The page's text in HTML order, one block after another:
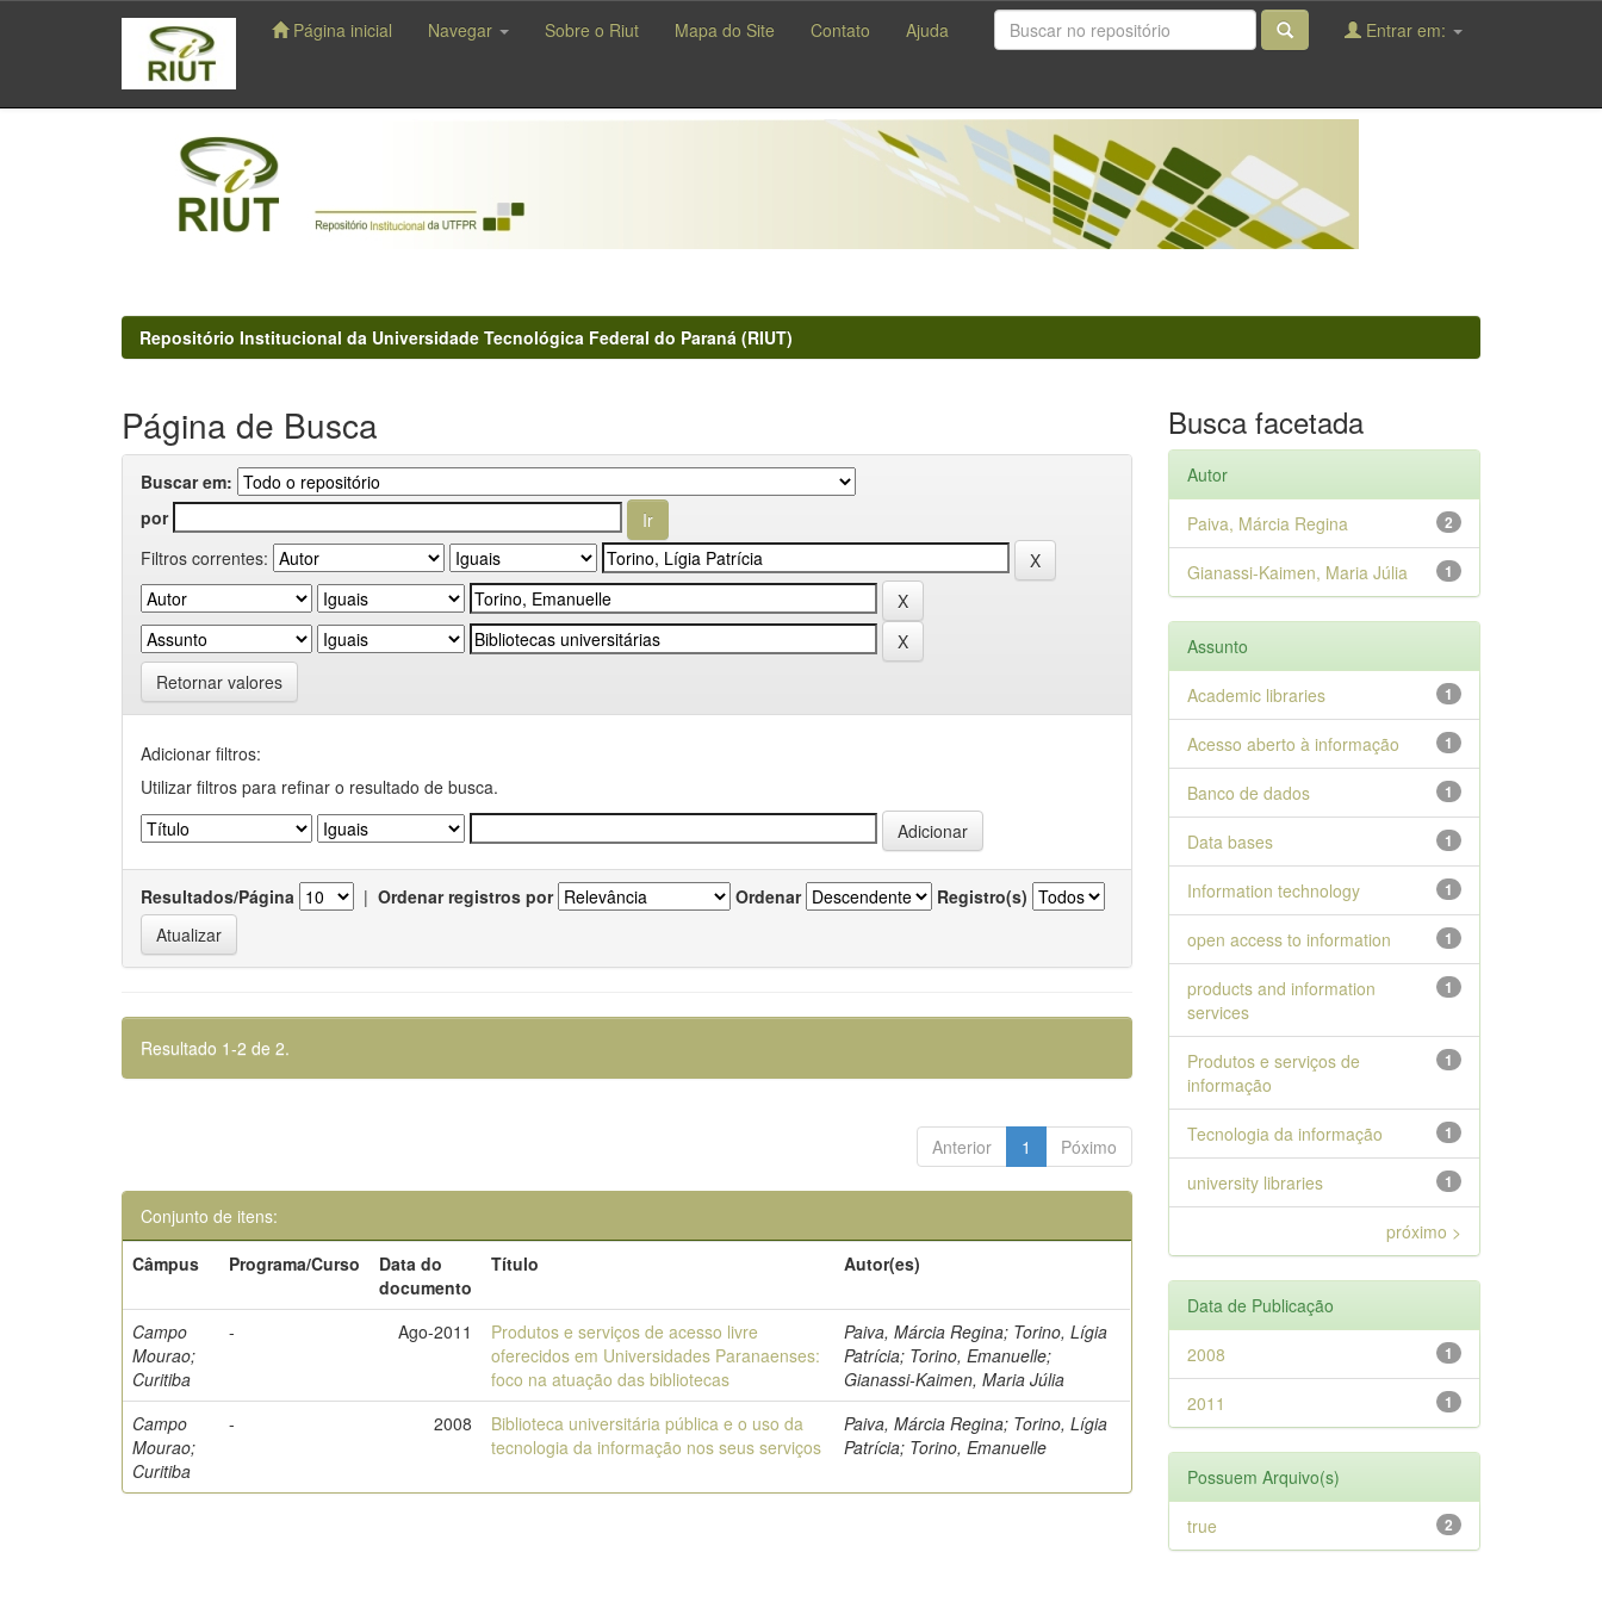
navigation
Página inicial Navegar Sobre o Riut Mapa do Site Contato Ajuda Entrar em:
Repositório Institucional da Universidade Tecnológica Federal do Paraná (RIUT)
Página de Busca
Buscar em:
por
Filtros correntes:
Retornar valores
Adicionar filtros:
Utilizar filtros para refinar o resultado de busca.
Resultados/Página | Ordenar registros por Ordenar Registro(s)
Resultado 1-2 de 2.
Anterior 1 Póximo
Conjunto de itens:
Câmpus
Programa/Curso
Data do
documento
Título Autor(es)
Campo
Mourao;
Curitiba
- Ago-2011
Produtos e serviços de acesso livre
oferecidos em Universidades Paranaenses:
foco na atuação das bibliotecas
Paiva, Márcia Regina; Torino, Lígia
Patrícia; Torino, Emanuelle;
Gianassi-Kaimen, Maria Júlia
Campo
Mourao;
Curitiba
- 2008
Biblioteca universitária pública e o uso da
tecnologia da informação nos seus serviços
Paiva, Márcia Regina; Torino, Lígia
Patrícia; Torino, Emanuelle
Busca facetada
Autor
2
Paiva, Márcia Regina
1
Gianassi-Kaimen, Maria Júlia
Assunto
1
Academic libraries
1
Acesso aberto à informação
1
Banco de dados
1
Data bases
1
Information technology
1
open access to information
1
products and information
services
1
Produtos e serviços de
informação
1
Tecnologia da informação
1
university libraries
próximo >
Data de Publicação
1
2008
1
2011
Possuem Arquivo(s)
2
true